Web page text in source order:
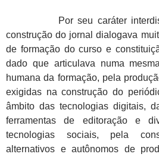
Por seu caráter
construção do jornal dialogava
de formação do curso e
dado que articulava numa
humana da formação, pela
exigidas na construção do
âmbito das tecnologias digitais,
ferramentas de editoração e
tecnologias sociais, pela
alternativos e autônomos de